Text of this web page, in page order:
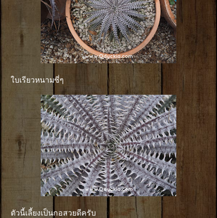
ใบเรียวหนามซี่ๆ
ตัวนี้เลี้ยงเป็นกอสวยดีครับ